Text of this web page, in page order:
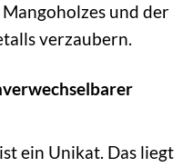
und der
verzaubern.
ist ein Unikat. Das liegt